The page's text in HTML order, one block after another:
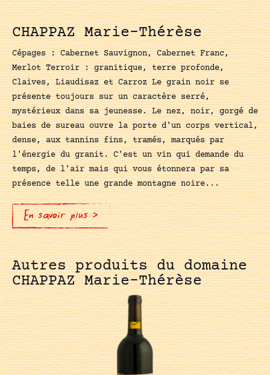
CHAPPAZ Marie-Thérèse
Cépages : Cabernet Sauvignon, Cabernet Franc,
Merlot Terroir : granitique, terre profonde,
Claives, Liaudisaz et Carroz Le grain noir se
présente toujours sur un caractère serré,
mystérieux dans sa jeunesse. Le nez, noir, gorgé de
baies de sureau ouvre la porte d'un corps vertical,
dense, aux tannins fins, tramés, marqués par
l'énergie du granit. C'est un vin qui demande du
temps, de l'air mais qui vous étonnera par sa
présence telle une grande montagne noire...
En savoir plus >
Autres produits du domaine
CHAPPAZ Marie-Thérèse